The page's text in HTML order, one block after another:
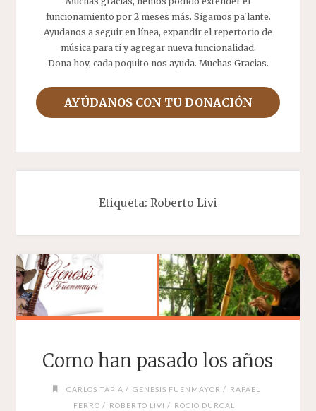
funcionamiento por 2 meses más. Sigamos pa'lante.
Ayudanos a seguir en línea, expandir el repertorio de
música para tí y agregar nueva funcionalidad.
Dona hoy, cada poquito nos ayuda. Muchas Gracias.
AYÚDANOS CON TU DONACIÓN
Etiqueta: Roberto Livi
Como han pasado los años
CARLOS TAPIA / GENESIS FUENMAYOR / RAFAEL
FERRO / ROBERTO LIVI / ROCIO DURCAL